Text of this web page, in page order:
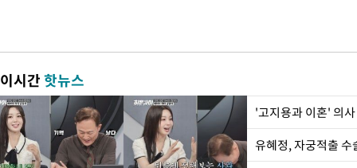
이시간핫뉴스
'고지용과 이혼' 의
유혜정, 자궁적출